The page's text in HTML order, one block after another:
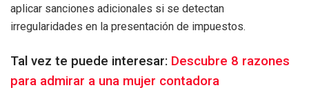
aplicar sanciones adicionales si se detectan
irregularidades en la presentación de impuestos.
Tal vez te puede interesar: Descubre 8 razones
para admirar a una mujer contadora